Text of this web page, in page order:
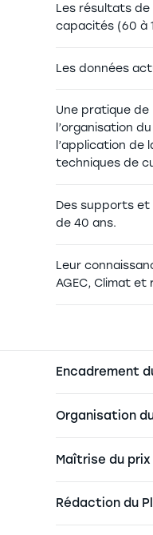
Les résultats de
capacités (60 à
Les données
Une pratique
l’organisation
l’application de
techniques de
Des supports et
de 40 ans.
Leur
AGEC, Climat
Encadrement
Organisation
Maîtrise du
Rédaction du